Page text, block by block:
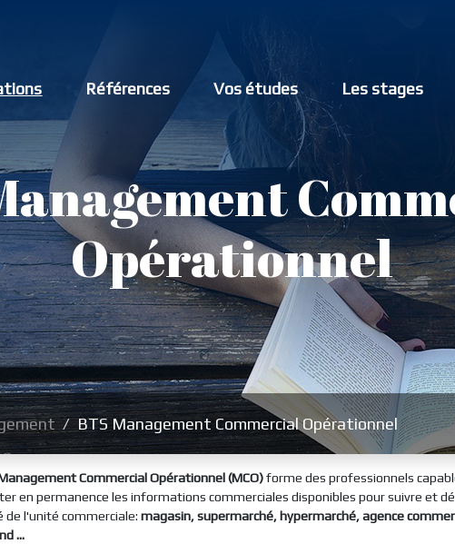
Références Vos études Les stages
Opérationnel
BTS Management Commercial Opérationnel
Commercial Opérationnel (MCO)forme des professionnels
en permanence les informations commerciales disponibles pour suivre et
de l'unité commerciale: magasin, supermarché, hypermarché, agence
...